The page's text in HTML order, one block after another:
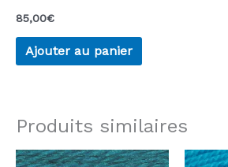
85,00€
Ajouter au panier
Produits similaires